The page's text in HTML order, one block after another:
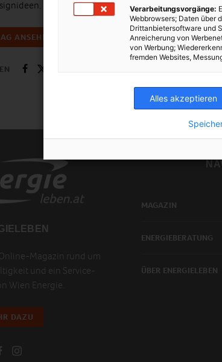
ANSEHEN
Magazin rund um
und ein Service-
Wien Energie.
DAZU
MAGAZIN
ENERGIEBERATUNG
ÜBER ENERGIELEBEN
Verarbeitungsvorgänge:
Webbrowsers; Daten über
Drittanbietersoftware und
Anreicherung von
von Werbung;
fremden Websites,
Alles akzeptieren